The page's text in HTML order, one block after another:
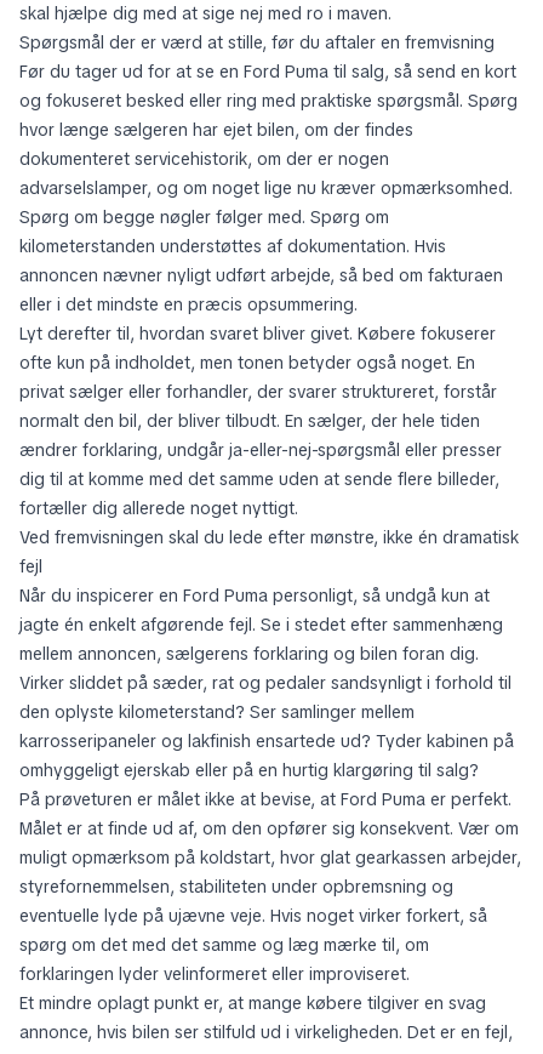
skal hjælpe dig med at sige nej med ro i maven.
Spørgsmål der er værd at stille, før du aftaler en fremvisning
Før du tager ud for at se en Ford Puma til salg, så send en kort
og fokuseret besked eller ring med praktiske spørgsmål. Spørg
hvor længe sælgeren har ejet bilen, om der findes
dokumenteret servicehistorik, om der er nogen
advarselslamper, og om noget lige nu kræver opmærksomhed.
Spørg om begge nøgler følger med. Spørg om
kilometerstanden understøttes af dokumentation. Hvis
annoncen nævner nyligt udført arbejde, så bed om fakturaen
eller i det mindste en præcis opsummering.
Lyt derefter til, hvordan svaret bliver givet. Købere fokuserer
ofte kun på indholdet, men tonen betyder også noget. En
privat sælger eller forhandler, der svarer struktureret, forstår
normalt den bil, der bliver tilbudt. En sælger, der hele tiden
ændrer forklaring, undgår ja-eller-nej-spørgsmål eller presser
dig til at komme med det samme uden at sende flere billeder,
fortæller dig allerede noget nyttigt.
Ved fremvisningen skal du lede efter mønstre, ikke én dramatisk
fejl
Når du inspicerer en Ford Puma personligt, så undgå kun at
jagte én enkelt afgørende fejl. Se i stedet efter sammenhæng
mellem annoncen, sælgerens forklaring og bilen foran dig.
Virker sliddet på sæder, rat og pedaler sandsynligt i forhold til
den oplyste kilometerstand? Ser samlinger mellem
karrosseripaneler og lakfinish ensartede ud? Tyder kabinen på
omhyggeligt ejerskab eller på en hurtig klargøring til salg?
På prøveturen er målet ikke at bevise, at Ford Puma er perfekt.
Målet er at finde ud af, om den opfører sig konsekvent. Vær om
muligt opmærksom på koldstart, hvor glat gearkassen arbejder,
styrefornemmelsen, stabiliteten under opbremsning og
eventuelle lyde på ujævne veje. Hvis noget virker forkert, så
spørg om det med det samme og læg mærke til, om
forklaringen lyder velinformeret eller improviseret.
Et mindre oplagt punkt er, at mange købere tilgiver en svag
annonce, hvis bilen ser stilfuld ud i virkeligheden. Det er en fejl,